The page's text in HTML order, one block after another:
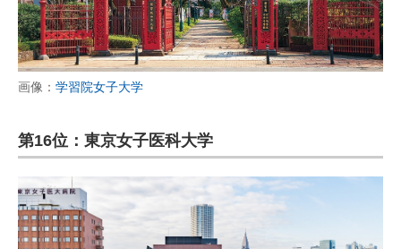
画像： 学習院女子大学
第16位：東京女子医科大学